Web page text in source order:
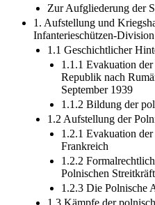
Zur Aufgliederung der
1. Aufstellung und
Infanterieschützen-
1.1 Geschichtlicher
1.1.1 Evakuation
Republik nach
September 1939
1.1.2 Bildung der
1.2 Aufstellung der
1.2.1 Evakuation
Frankreich
1.2.2
Polnischen
1.2.3 Die Polnische
1.3 Kämpfe der